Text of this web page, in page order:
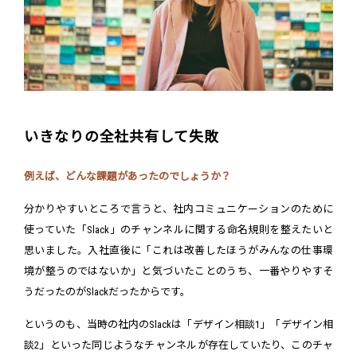
いきなりの全社共有して失敗
例えば、どんな課題があったのでしょうか？
分かりやすいところで言うと、社内コミュニケーションのために
使っていた「Slack」のチャンネルに関する命名規則を整えたいと
思いました。入社直後に「これは改善したほうがみんなの仕事環
境が整うのではないか」と気づいたことのうち、一番やりやすそ
うだったのがSlackだったからです。
というのも、当時の社内のSlackは「デザイン相談1」「デザイン相
談2」といった同じようなチャンネルが存在していたり、このチャ